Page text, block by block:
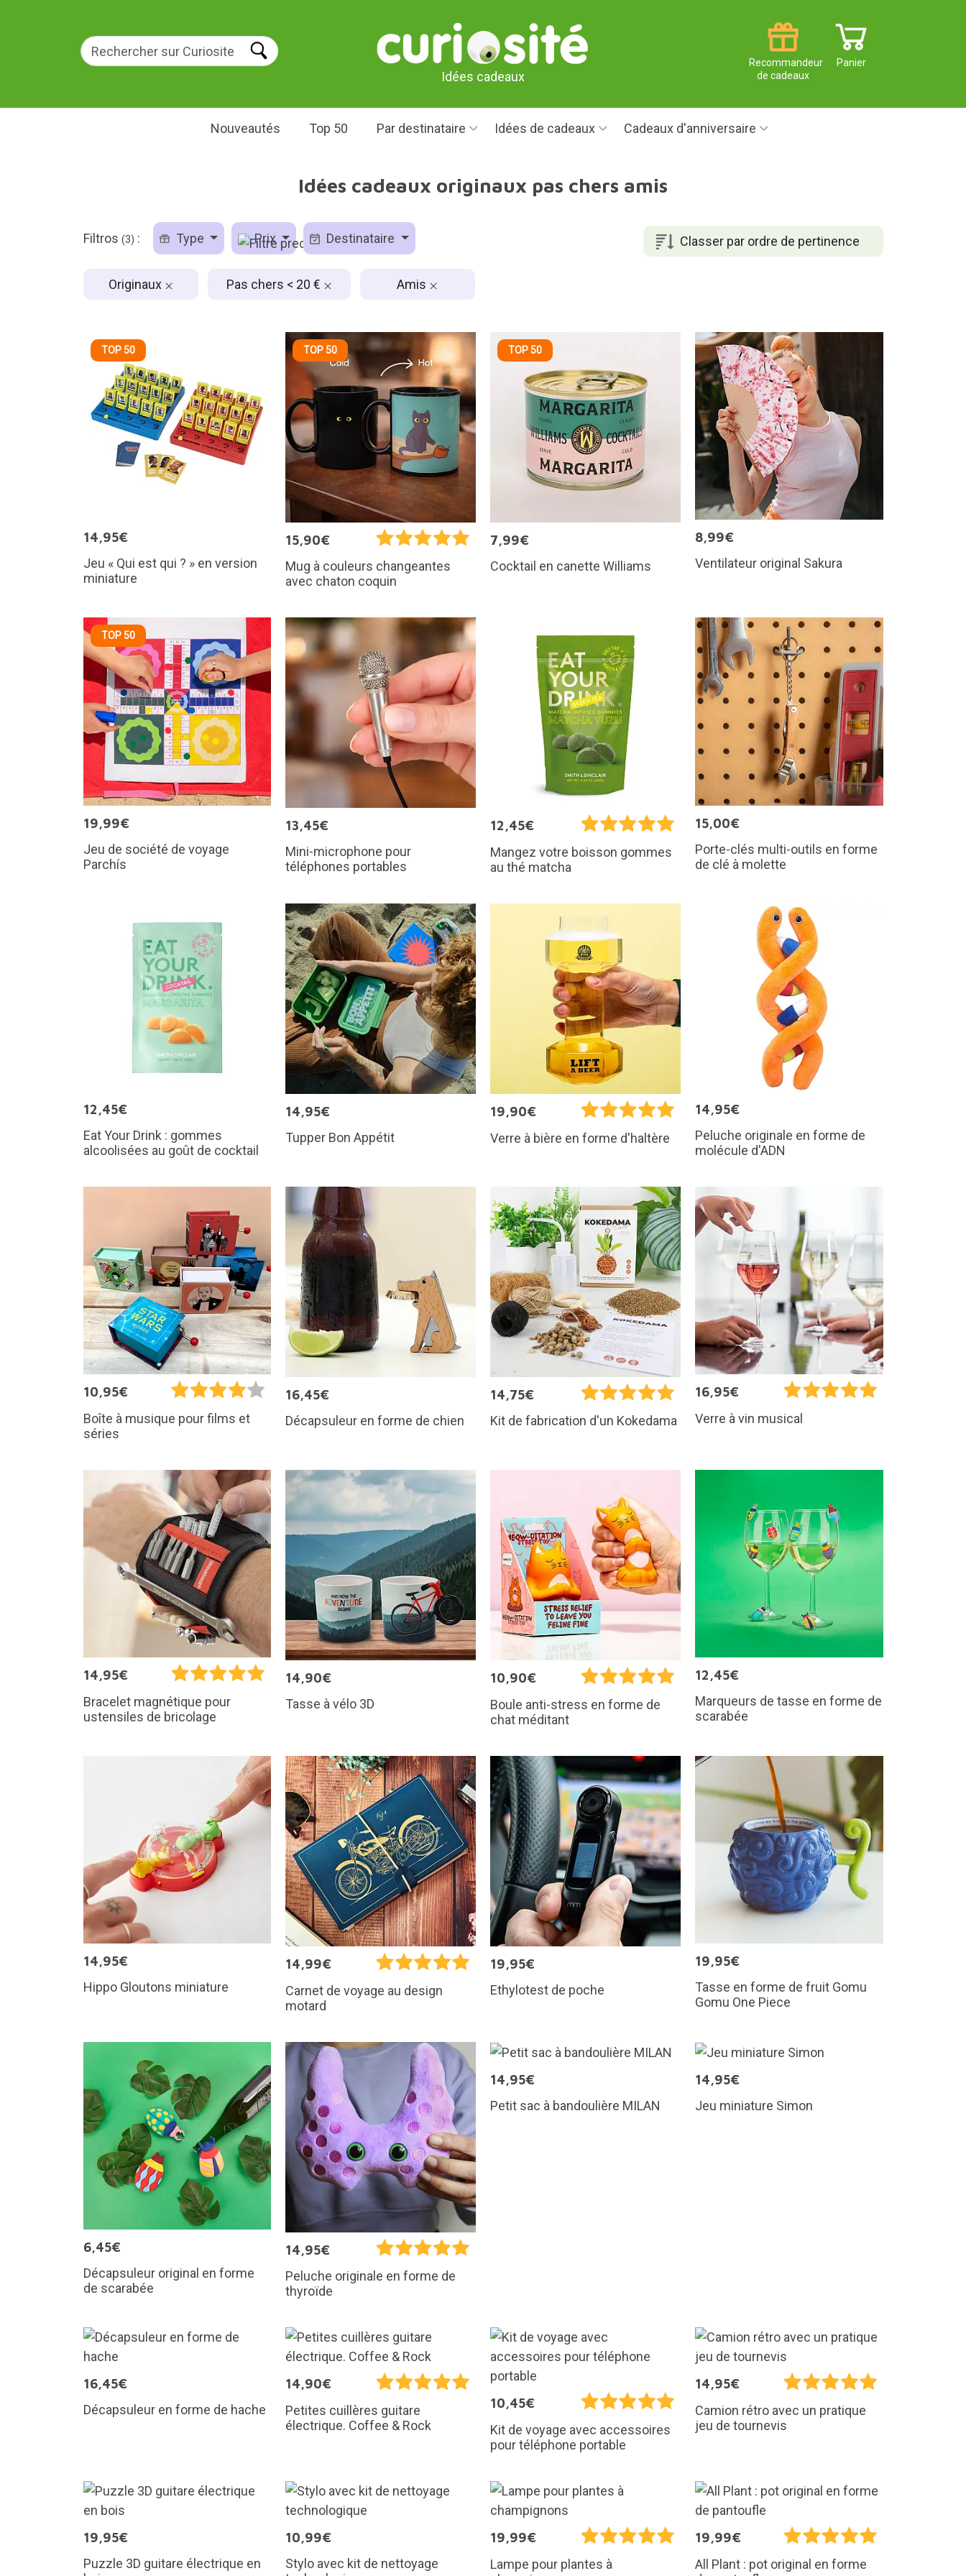
Idées cadeaux
Panier
Recommandeur
de cadeaux
Nouveautés Top 50 Par destinataire Idées de cadeaux Cadeaux d'anniversaire
Idées cadeaux originaux pas chers amis
Classer par ordre de pertinence
Filtros (3) : Type Prix Destinataire
Originaux Pas chers < 20 € Amis
TOP 50
14,95€
Jeu « Qui est qui ? » en version
miniature
TOP 50
15,90€
Mug à couleurs changeantes
avec chaton coquin
TOP 50
7,99€
Cocktail en canette Williams
8,99€
Ventilateur original Sakura
TOP 50
19,99€
Jeu de société de voyage
Parchís
13,45€
Mini-microphone pour
téléphones portables
12,45€
Mangez votre boisson gommes
au thé matcha
15,00€
Porte-clés multi-outils en forme
de clé à molette
12,45€
Eat Your Drink : gommes
alcoolisées au goût de cocktail
14,95€
Tupper Bon Appétit
19,90€
Verre à bière en forme d'haltère
14,95€
Peluche originale en forme de
molécule d'ADN
10,95€
Boîte à musique pour films et
séries
16,45€
Décapsuleur en forme de chien
14,75€
Kit de fabrication d'un Kokedama
16,95€
Verre à vin musical
14,95€
Bracelet magnétique pour
ustensiles de bricolage
14,90€
Tasse à vélo 3D
10,90€
Boule anti-stress en forme de
chat méditant
12,45€
Marqueurs de tasse en forme de
scarabée
14,95€
Hippo Gloutons miniature
14,99€
Carnet de voyage au design
motard
19,95€
Ethylotest de poche
19,95€
Tasse en forme de fruit Gomu
Gomu One Piece
6,45€
Décapsuleur original en forme
de scarabée
14,95€
Peluche originale en forme de
thyroïde
14,95€
Petit sac à bandoulière MILAN
14,95€
Jeu miniature Simon
16,45€
Décapsuleur en forme de hache
14,90€
Petites cuillères guitare
électrique. Coffee & Rock
10,45€
Kit de voyage avec accessoires
pour téléphone portable
14,95€
Camion rétro avec un pratique
jeu de tournevis
19,95€
Puzzle 3D guitare électrique en
10,99€
Stylo avec kit de nettoyage
19,99€
Lampe pour plantes à
19,99€
All Plant : pot original en forme